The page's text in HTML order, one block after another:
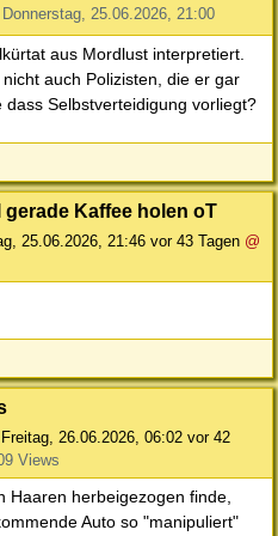
25.06.2026, 21:00
aus Mordlust interpretiert.
auch Polizisten, die er gar
Selbstverteidigung vorliegt?
Kaffee holen oT
25.06.2026, 21:46 vor 43 Tagen @
Freitag, 26.06.2026, 06:02 vor 42
Views
Haaren herbeigezogen finde,
Auto so "manipuliert"